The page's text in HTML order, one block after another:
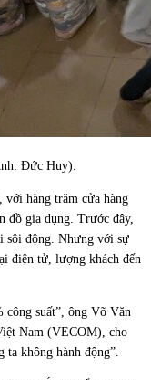
Đức Huy).
với hàng trăm cửa hàng
đồ gia dụng. Trước đây,
sôi động. Nhưng với sự
điện tử, lượng khách đến
công suất”, ông Võ Văn
Nam (VECOM), cho
ta không hành động”.